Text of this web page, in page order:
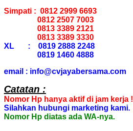
Simpati : 0812 2999 6693
0812 2507 7003
0813 3389 2121
0813 3389 3330
XL : 0819 2888 2248
0819 1460 4888
email : info@cvjayabersama.com
Catatan :
Nomor Hp hanya aktif di jam kerja !
Silahkan hubungi marketing kami.
Nomor Hp diatas ada WA-nya.